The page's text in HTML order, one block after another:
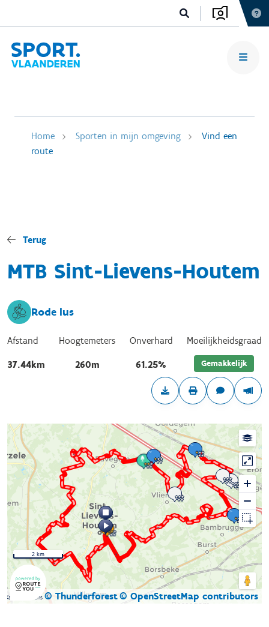
Home Sporten in mijn omgeving
Vind een
route
Terug
MTB Sint-Lievens-Houtem
Rode lus
Afstand
37.44km
Hoogtemeters
260m
Onverhard
61.25%
Moeilijkheidsgraad
Gemakkelijk
Kaartgegevens © Thunderforest© OpenStreetMap contributors
2 km